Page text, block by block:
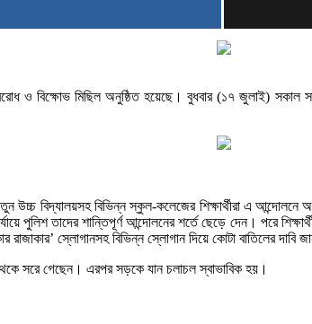
অবরোধ ও বিক্ষোভ মিছিল অনুষ্ঠিত হয়েছে। বুধবার (১৭ জুলাই)
উচ্চ বিদ্যালয়সহ বিভিন্ন স্কুল-কলেজের শিক্ষার্থীরা এ
পুলিশ তাদের শান্তিপূর্ণ আন্দোলনের শর্তে ছেড়ে দেন। পরে
স্লোগানসহ বিভিন্ন স্লোগান দিয়ে কোটা বাতিলের দাবি
থেকে সরে গেছেন। এরপর সড়কে যান চলাচল স্বাভাবিক হয়।